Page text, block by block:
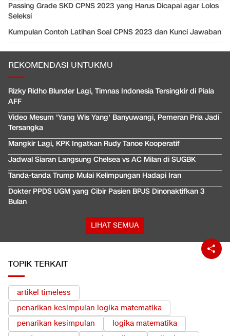
Passing Grade SKD CPNS 2023 yang Harus Dicapai agar Lolos
Seleksi
Kumpulan Contoh Latihan Soal CPNS 2023 dan Kunci Jawaban
REKOMENDASI UNTUKMU
Rizky Ridho Blunder Lagi, Timnas Indonesia Tersingkir di Piala
AFF
Video Mesum 'Yang Wis Yang' Banyuwangi, Pemeran Pria Jadi
Tersangka
Mangkir Lagi, KPK Ingatkan Rudy Tanoe Kooperatif
Jadwal Siaran Langsung Chelsea vs AC Milan di SUGBK
Tanda-tanda Trump Mulai Kelimpungan Hadapi Iran
Dokter PPDS UGM yang Cibir Pasien BPJS Dinonaktifkan 3
Bulan
LIHAT SEMUA
TOPIK TERKAIT
artikel timeless
penarikan kesimpulan logika matematika
penarikan kesimpulan
logika matematika